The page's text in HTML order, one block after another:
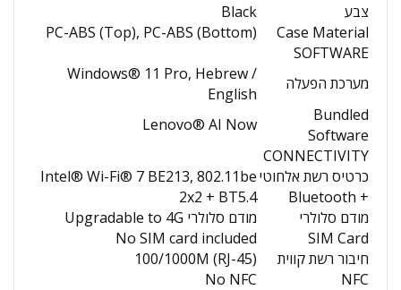
צבע
Black
Case Material
PC-ABS (Top), PC-ABS (Bottom)
SOFTWARE
מערכת הפעלה
Windows® 11 Pro, Hebrew /
English
Bundled
Software
Lenovo® AI Now
CONNECTIVITY
כרטיס רשת אלחוטי
+ Bluetooth
Intel® Wi-Fi® 7 BE213, 802.11be
2x2 + BT5.4
מודם סלולרי
מודם סלולרי Upgradable to 4G
SIM Card
No SIM card included
חיבור רשת קווית
100/1000M (RJ-45)
NFC
No NFC